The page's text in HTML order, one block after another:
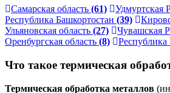
Самарская область (61) Удмуртская
Республика Башкортостан (39)
Ульяновская область (27) Чувашская
Оренбургская область (8)
Что такое термическая
Термическая обработка металлов